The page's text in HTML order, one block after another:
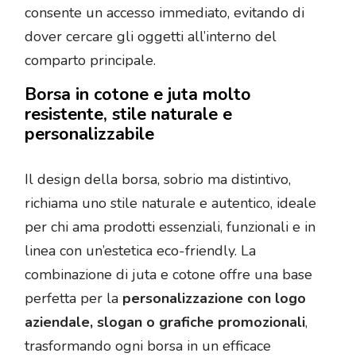
consente un accesso immediato, evitando di
dover cercare gli oggetti all’interno del
comparto principale.
Borsa in cotone e juta molto
resistente, stile naturale e
personalizzabile
Il design della borsa, sobrio ma distintivo,
richiama uno stile naturale e autentico, ideale
per chi ama prodotti essenziali, funzionali e in
linea con un’estetica eco-friendly. La
combinazione di juta e cotone offre una base
perfetta per la personalizzazione con logo
aziendale, slogan o grafiche promozionali,
trasformando ogni borsa in un efficace